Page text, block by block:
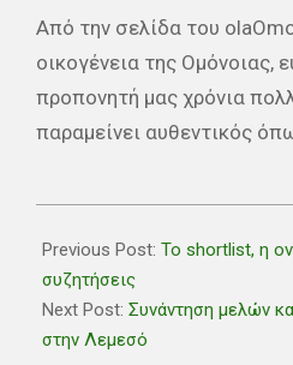
Από την σελίδα του
οικογένεια της Ομόνοιας,
προπονητή μας χρόνια
παραμείνει αυθεντικός
05-
10
Previous Post: Το shortlist, η
συζητήσεις
Next Post: Συνάντηση μελών
στην Λεμεσό